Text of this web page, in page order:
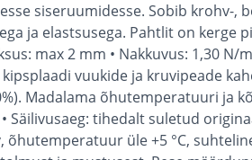
siseruumidesse. Sobib krohv-
ja elastsusega. Pahtlit on kerge
max 2 mm • Nakkuvus: 1,30 N/
vuukide ja kruvipeade
Madalama õhutemperatuuri ja
Säilivusaeg: tihedalt suletud
õhutemperatuur üle +5 °С,